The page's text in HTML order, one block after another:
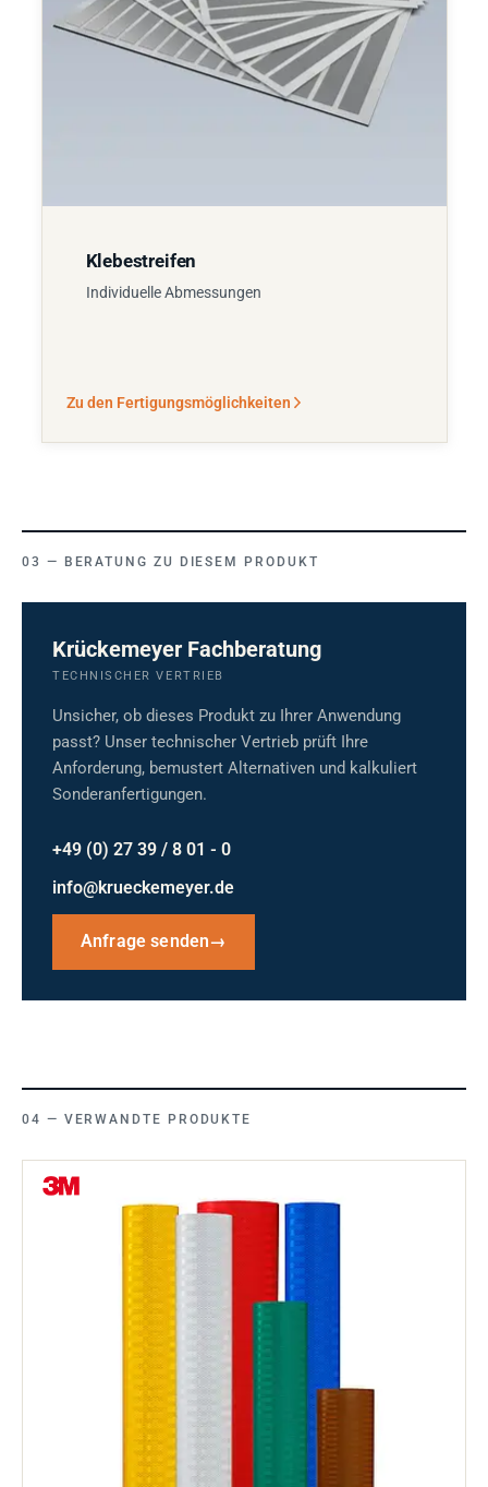
Klebestreifen
Individuelle Abmessungen
Zu den Fertigungsmöglichkeiten
BERATUNG ZU DIESEM PRODUKT
Krückemeyer Fachberatung
TECHNISCHER VERTRIEB
Unsicher, ob dieses Produkt zu Ihrer Anwendung
passt? Unser technischer Vertrieb prüft Ihre
Anforderung, bemustert Alternativen und kalkuliert
Sonderanfertigungen.
+49 (0) 27 39 / 8 01 - 0
info@krueckemeyer.de
Anfrage senden→
VERWANDTE PRODUKTE